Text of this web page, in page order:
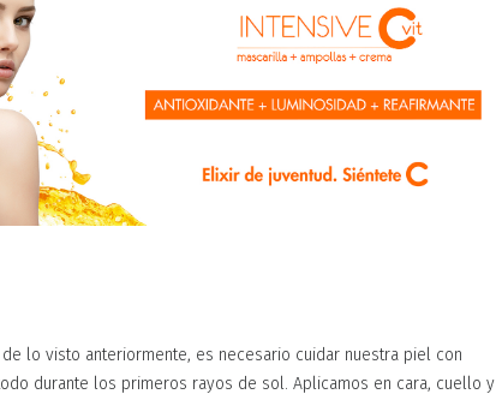
lo visto anteriormente, es necesario cuidar nuestra piel con
durante los primeros rayos de sol. Aplicamos en cara, cuello y